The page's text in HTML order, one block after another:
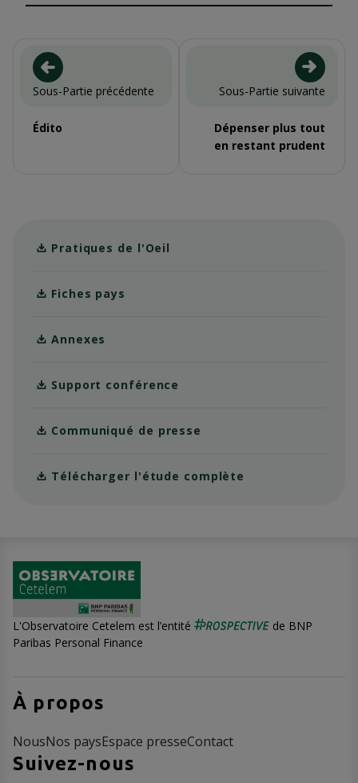
Sous-Partie précédente
Édito
Sous-Partie suivante
Dépenser plus tout
en restant prudent
Pratiques de l'Oeil
Fiches pays
Annexes
Support conférence
Communiqué de presse
Télécharger l'étude complète
L'Observatoire Cetelem est l’entité
de BNP
Paribas Personal Finance
À propos
NousNos paysEspace presseContact
Suivez-nous